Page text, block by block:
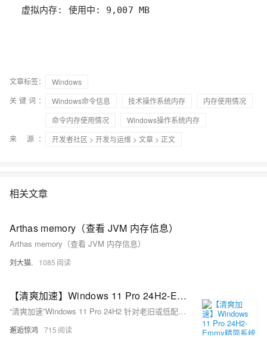
虚拟内存: 使用中: 9,007 MB
文章标签：
Windows
关键词：
Windows命令信息 技术操作系统内存
内存使用情况
命令内存使用情况
Windows操作系统内存
来 源：
开发者社区 > 开发与运维 > 文章 > 正文
相关文章
Arthas memory（查看 JVM 内存信息）
Arthas memory（查看 JVM 内存信息）
刘大猫. 1085
【清爽加速】Windows 11 Pro 24H2-Emmy精简系统
“清爽加速”Windows 11 Pro 24H2 针对老旧或低配设备，通过精简系统、优化服务与简化装机流程，降低资源占用，提升运行流畅度，兼顾安全性与稳定性，让老设备也能轻松应对日常办公与轻度娱乐需求。
邂逅惊鸿 715